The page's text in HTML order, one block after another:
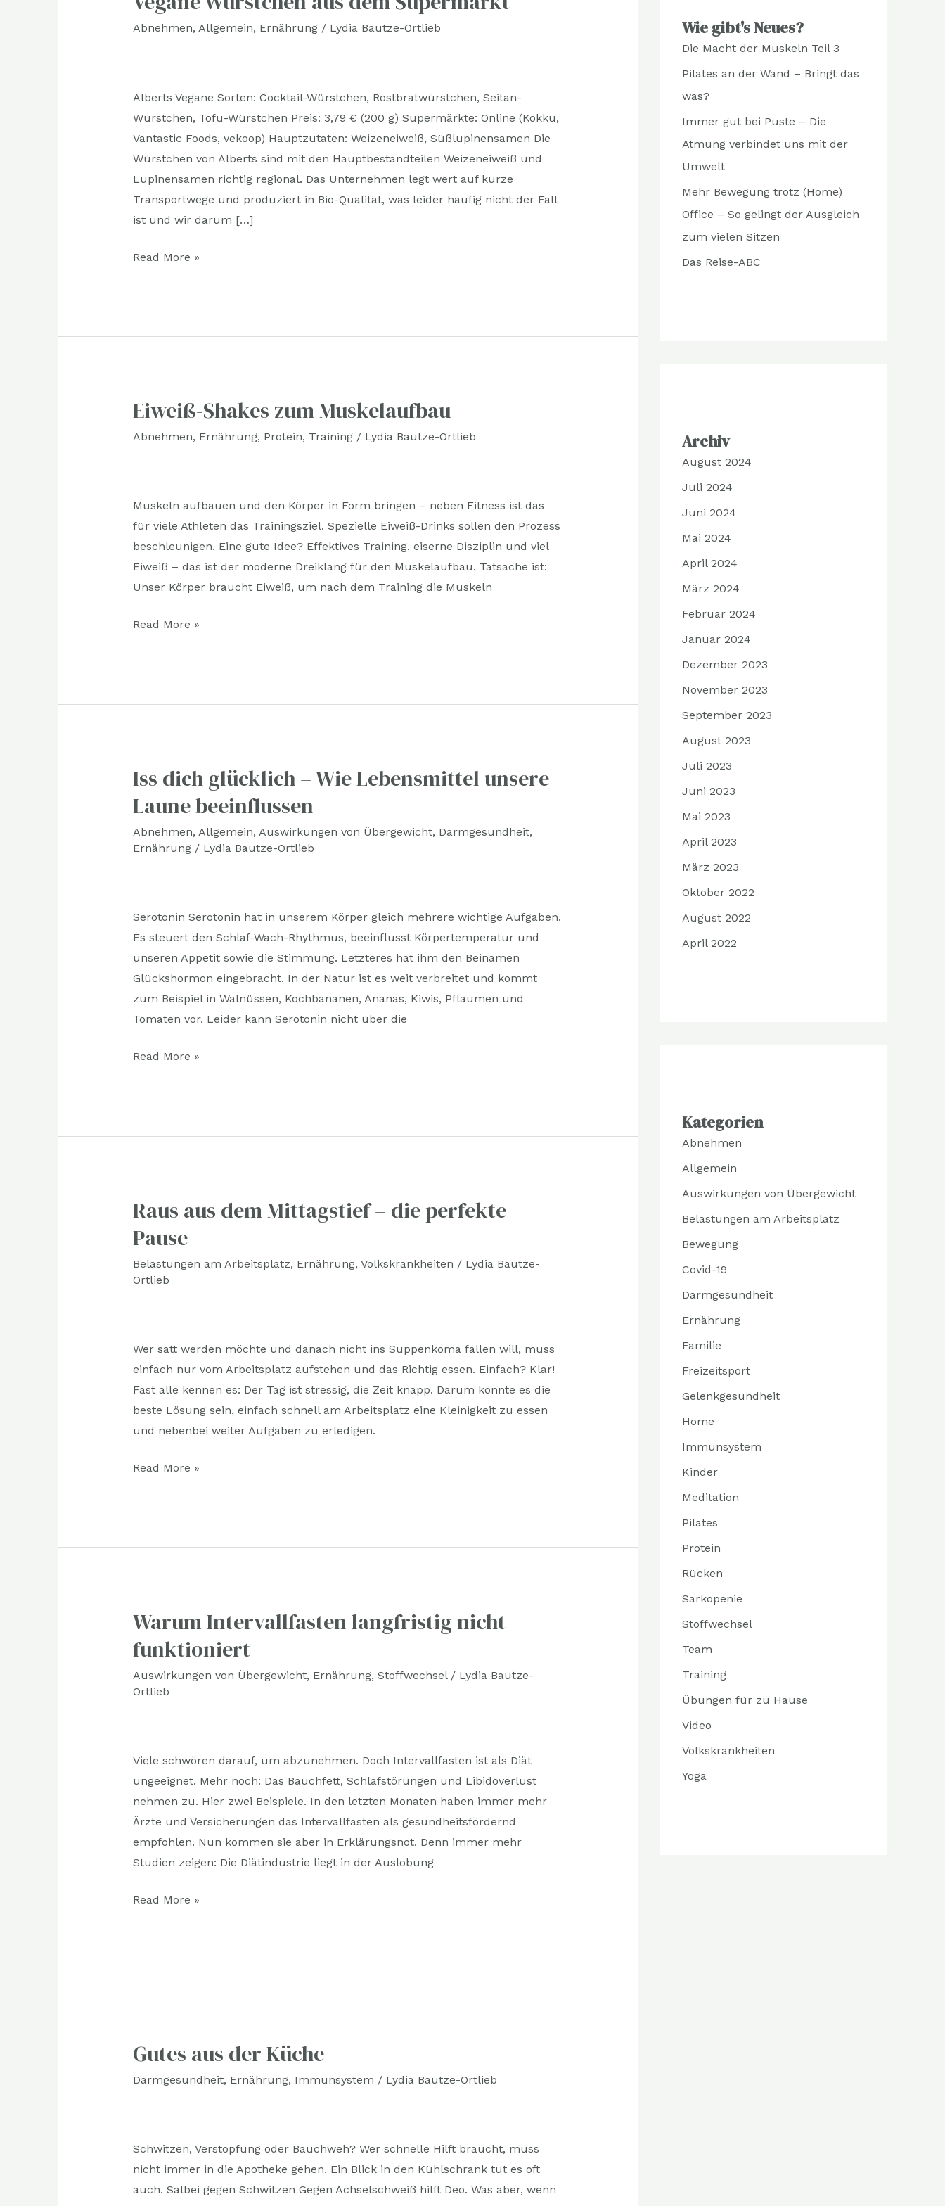
Abnehmen, Allgemein, Ernährung/ Lydia Bautze-Ortlieb
Alberts Vegane Sorten: Cocktail-Würstchen, Rostbratwürstchen, Seitan-
Würstchen, Tofu-Würstchen Preis: 3,79 € (200 g) Supermärkte: Online (Kokku,
Vantastic Foods, vekoop) Hauptzutaten: Weizeneiweiß, Süßlupinensamen Die
Würstchen von Alberts sind mit den Hauptbestandteilen Weizeneiweiß und
Lupinensamen richtig regional. Das Unternehmen legt wert auf kurze
Transportwege und produziert in Bio-Qualität, was leider häufig nicht der Fall
ist und wir darum […]
Würstchen
Read More »
Eiweiß-Shakes zum Muskelaufbau
Abnehmen, Ernährung, Protein, Training/ Lydia Bautze-Ortlieb
Muskeln aufbauen und den Körper in Form bringen – neben Fitness ist das
für viele Athleten das Trainingsziel. Spezielle Eiweiß-Drinks sollen den Prozess
beschleunigen. Eine gute Idee? Effektives Training, eiserne Disziplin und viel
Eiweiß – das ist der moderne Dreiklang für den Muskelaufbau. Tatsache ist:
Unser Körper braucht Eiweiß, um nach dem Training die Muskeln
Eiweiß-
Read More »
Iss dich glücklich – Wie Lebensmittel unsere
Laune beeinflussen
Abnehmen, Allgemein, Auswirkungen von Übergewicht, Darmgesundheit,
Ernährung/ Lydia Bautze-Ortlieb
Serotonin Serotonin hat in unserem Körper gleich mehrere wichtige Aufgaben.
Es steuert den Schlaf-Wach-Rhythmus, beeinflusst Körpertemperatur und
unseren Appetit sowie die Stimmung. Letzteres hat ihm den Beinamen
Glückshormon eingebracht. In der Natur ist es weit verbreitet und kommt
zum Beispiel in Walnüssen, Kochbananen, Ananas, Kiwis, Pflaumen und
Tomaten vor. Leider kann Serotonin nicht über die
Iss
glücklich
–
Wie
Laune
beeinflussen
Read More »
Raus aus dem Mittagstief – die perfekte
Pause
Belastungen am Arbeitsplatz, Ernährung, Volkskrankheiten / Lydia Bautze-
Ortlieb
Wer satt werden möchte und danach nicht ins Suppenkoma fallen will, muss
einfach nur vom Arbeitsplatz aufstehen und das Richtig essen. Einfach? Klar!
Fast alle kennen es: Der Tag ist stressig, die Zeit knapp. Darum könnte es die
beste Lösung sein, einfach schnell am Arbeitsplatz eine Kleinigkeit zu essen
und nebenbei weiter Aufgaben zu erledigen.
Raus
dem
Mittagstief
–
Pause
Read More »
Warum Intervallfasten langfristig nicht
funktioniert
Auswirkungen von Übergewicht, Ernährung, Stoffwechsel/ Lydia Bautze-
Ortlieb
Viele schwören darauf, um abzunehmen. Doch Intervallfasten ist als Diät
ungeeignet. Mehr noch: Das Bauchfett, Schlafstörungen und Libidoverlust
nehmen zu. Hier zwei Beispiele. In den letzten Monaten haben immer mehr
Ärzte und Versicherungen das Intervallfasten als gesundheitsfördernd
empfohlen. Nun kommen sie aber in Erklärungsnot. Denn immer mehr
Studien zeigen: Die Diätindustrie liegt in der Auslobung
Warum
Intervallfasten
langfristig
nicht
funktioniert
Read More »
Gutes aus der Küche
Darmgesundheit, Ernährung, Immunsystem / Lydia Bautze-Ortlieb
Schwitzen, Verstopfung oder Bauchweh? Wer schnelle Hilft braucht, muss
nicht immer in die Apotheke gehen. Ein Blick in den Kühlschrank tut es oft
auch. Salbei gegen Schwitzen Gegen Achselschweiß hilft Deo. Was aber, wenn
Gutes
Wie gibt's Neues?
Die Macht der Muskeln Teil 3
Pilates an der Wand – Bringt das
was?
Immer gut bei Puste – Die
Atmung verbindet uns mit der
Umwelt
Mehr Bewegung trotz (Home)
Office – So gelingt der Ausgleich
zum vielen Sitzen
Das Reise-ABC
Archiv
August 2024
Juli 2024
Juni 2024
Mai 2024
April 2024
März 2024
Februar 2024
Januar 2024
Dezember 2023
November 2023
September 2023
August 2023
Juli 2023
Juni 2023
Mai 2023
April 2023
März 2023
Oktober 2022
August 2022
April 2022
Kategorien
Abnehmen
Allgemein
Auswirkungen von Übergewicht
Belastungen am Arbeitsplatz
Bewegung
Covid-19
Darmgesundheit
Ernährung
Familie
Freizeitsport
Gelenkgesundheit
Home
Immunsystem
Kinder
Meditation
Pilates
Protein
Rücken
Sarkopenie
Stoffwechsel
Team
Training
Übungen für zu Hause
Video
Volkskrankheiten
Yoga